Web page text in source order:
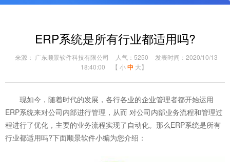
ERP系统是所有行业都适用吗?
来源： 广东顺景软件科技有限公司 人气：5250
发表时间：2020/10/13
18:40:00
【 小 中 大】
现如今，随着时代的发展，各行各业的企业管理者都开始运用
ERP系统来对公司内部进行管理，从而 对公司内部业务流程和管理过
程进行了优化，主要的业务流程实现了自动化。那么ERP系统是所有
行业都适用吗?下面顺景软件小编为您介绍：